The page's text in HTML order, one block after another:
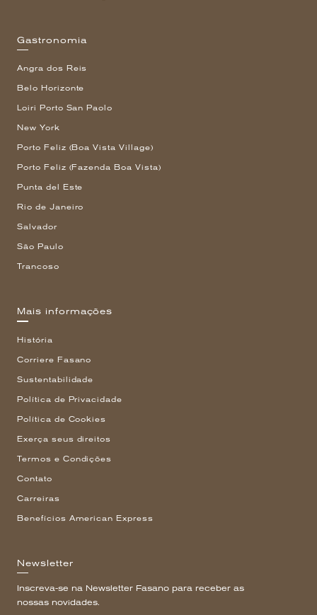
Gastronomia
Angra dos Reis
Belo Horizonte
Loiri Porto San Paolo
New York
Porto Feliz (Boa Vista Village)
Porto Feliz (Fazenda Boa Vista)
Punta del Este
Rio de Janeiro
Salvador
São Paulo
Trancoso
Mais informações
História
Corriere Fasano
Sustentabilidade
Política de Privacidade
Política de Cookies
Exerça seus direitos
Termos e Condições
Contato
Carreiras
Benefícios American Express
Newsletter
Inscreva-se na Newsletter Fasano para receber as
nossas novidades.